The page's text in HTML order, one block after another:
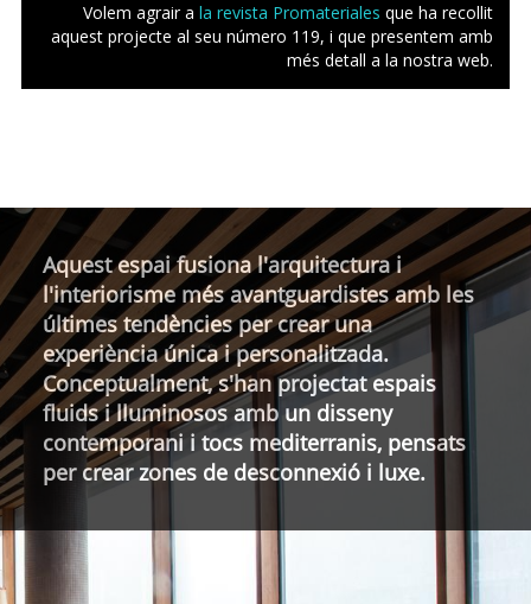
Volem agrair a la revista Promateriales que ha recollit
aquest projecte al seu número 119, i que presentem amb
més detall a la nostra web.
Aquest espai fusiona l'arquitecturai
l'interiorisme més avantguardistesamb les
últimes tendències per crear una
experiència única i personalitzada.
Conceptualment,s'han projectat espais
fluids i lluminosos amb un disseny
contemporani i tocs mediterranis, pensats
per crear zones de desconnexió i luxe.